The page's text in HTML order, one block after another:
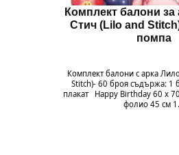
Комплект балони за
Стич (Lilo and
помпа
Комплект балони с арка
Stitch)- 60 броя съдържа: 1
плакат Happy Birthday 60 х
фолио 45 см